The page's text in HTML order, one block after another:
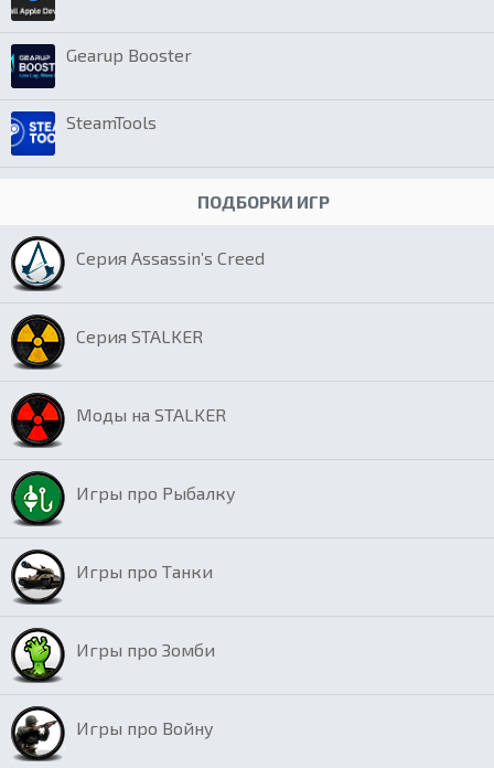
Gearup Booster
SteamTools
ПОДБОРКИ ИГР
Серия Assassin’s Creed
Серия STALKER
Моды на STALKER
Игры про Рыбалку
Игры про Танки
Игры про Зомби
Игры про Войну